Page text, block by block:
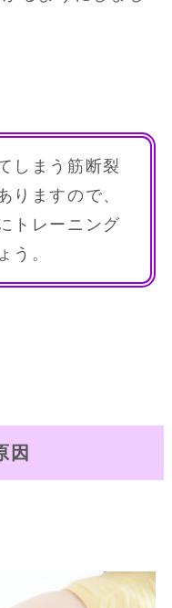
しまう筋断裂
りますので、
トレーニング
う。
因